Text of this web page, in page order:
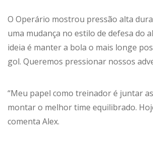
O Operário mostrou pressão alta
uma mudança no estilo de defesa do
ideia é manter a bola o mais longe
gol. Queremos pressionar nossos
“Meu papel como treinador é juntar
montar o melhor time equilibrado.
comenta Alex.